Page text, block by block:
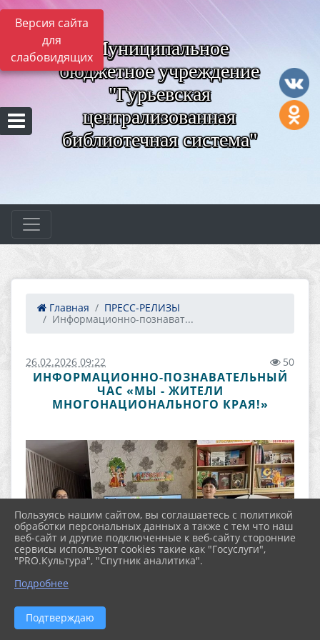
Версия сайта
для
слабовидящих Муниципальное
бюджетное учреждение
"Гурьевская
централизованная
библиотечная система"
Главная
ПРЕСС-РЕЛИЗЫ
Информационно-познават...
26.02.2026 09:22 50
ИНФОРМАЦИОННО-ПОЗНАВАТЕЛЬНЫЙ
ЧАС «МЫ - ЖИТЕЛИ
МНОГОНАЦИОНАЛЬНОГО КРАЯ!»
Пользуясь нашим сайтом, вы соглашаетесь с политикой
обработки персональных данных а также с тем что наш
веб-сайт и другие подключенные к веб-сайту сторонние
сервисы используют cookies такие как "Госуслуги",
"PRO.Культура", "Спутник аналитика".
Подробнее
Подтверждаю